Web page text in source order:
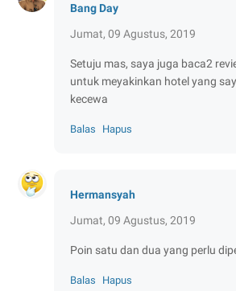
Bang Day
Jumat, 09 Agustus, 2019
Setuju mas, saya juga baca2
untuk meyakinkan hotel yang
kecewa
Balas Hapus
Hermansyah
Jumat, 09 Agustus, 2019
Poin satu dan dua yang perlu
Balas Hapus